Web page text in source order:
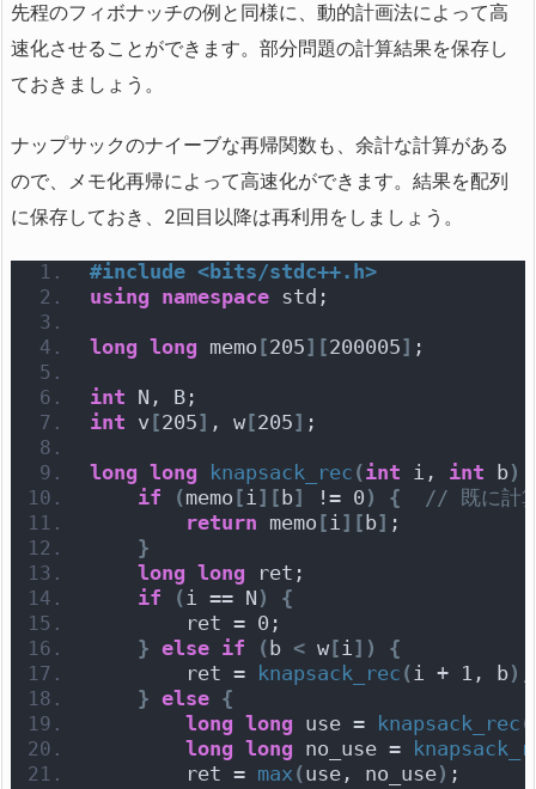
先程のフィボナッチの例と同様に、動的計画法によって高
速化させることができます。部分問題の計算結果を保存し
ておきましょう。
ナップサックのナイーブな再帰関数も、余計な計算がある
ので、メモ化再帰によって高速化ができます。結果を配列
に保存しておき、2回目以降は再利用をしましょう。
#include <bits/stdc++.h>
using namespace std;
long long memo [205][200005] ;
int N, B;
int v[205] , w[205] ;
long long knapsack_rec (int i, int b)
if
(memo [ i ][b] != 0 ) {
// 既に計
return memo [ i ][b] ;
}
long long ret;
if
( i == N )
{
        ret = 0;
} else if (b < w[ i ])
{
        ret =
knapsack_rec ( i + 1, b)
} else {
long long use = knapsack_rec (
long long no_use =
        ret =
max (use, no_use) ;